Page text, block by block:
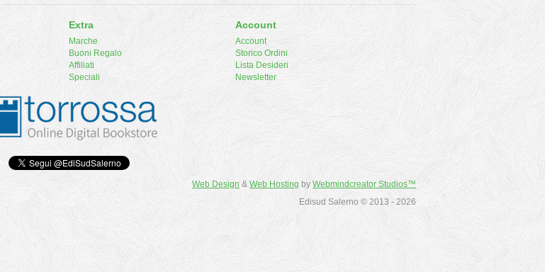
Extra
Marche
Buoni Regalo
Affiliati
Speciali
Account
Account
Storico Ordini
Lista Desideri
Newsletter
Web Design & Web Hosting by Webmindcreator Studios™
Edisud Salerno © 2013 - 2026